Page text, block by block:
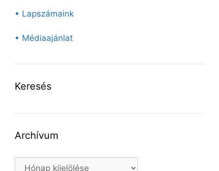
• Lapszámaink
• Médiaajánlat
Keresés
Archívum
Archívum